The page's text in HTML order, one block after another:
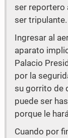
ser reportero
ser tripulante.
Ingresar al
aparato
Palacio
por la
su gorrito de
puede ser
porque le
Cuando por